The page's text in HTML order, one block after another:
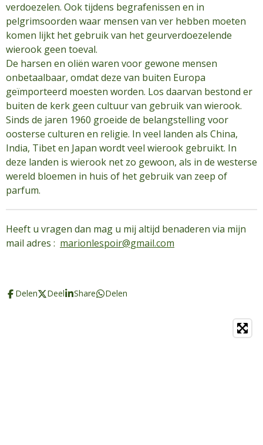
verdoezelen. Ook tijdens begrafenissen en in
pelgrimsoorden waar mensen van ver hebben moeten
komen lijkt het gebruik van het geurverdoezelende
wierook geen toeval.
De harsen en oliën waren voor gewone mensen
onbetaalbaar, omdat deze van buiten Europa
geïmporteerd moesten worden. Los daarvan bestond er
buiten de kerk geen cultuur van gebruik van wierook.
Sinds de jaren 1960 groeide de belangstelling voor
oosterse culturen en religie. In veel landen als China,
India, Tibet en Japan wordt veel wierook gebruikt. In
deze landen is wierook net zo gewoon, als in de westerse
wereld bloemen in huis of het gebruik van zeep of
parfum.
Heeft u vragen dan mag u mij altijd benaderen via mijn
mail adres : marionlespoir@gmail.com
Delen Deel Share Delen